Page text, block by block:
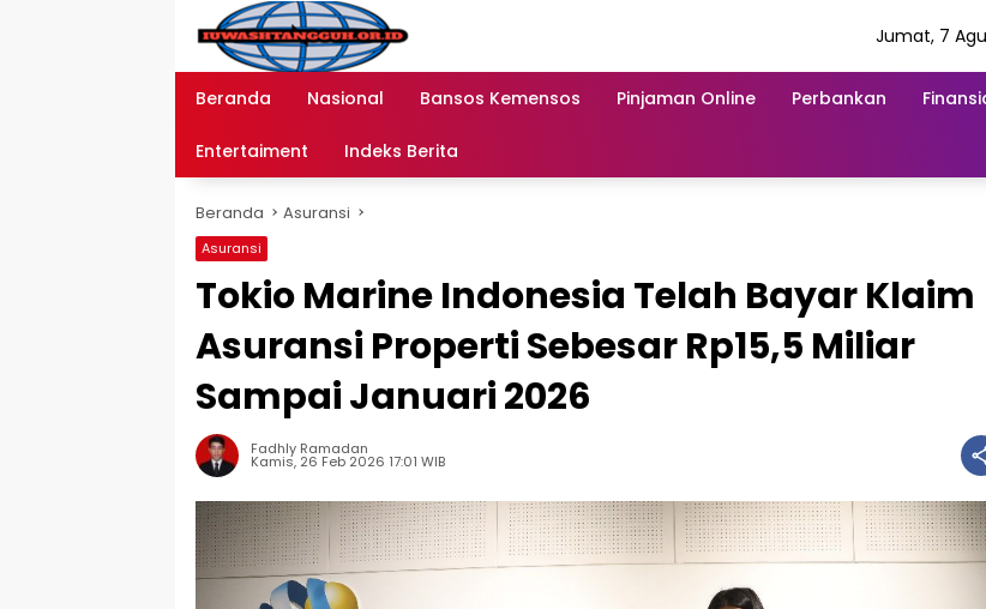
Jumat, 7
Beranda Nasional Bansos Kemensos Pinjaman Online Perbankan
Entertaiment Indeks Berita
Beranda Asuransi
Asuransi
Tokio Marine Indonesia Telah Bayar Klaim
Asuransi Properti Sebesar Rp15,5 Miliar
Sampai Januari 2026
Fadhly Ramadan
Kamis, 26 Feb 2026 17:01 WIB